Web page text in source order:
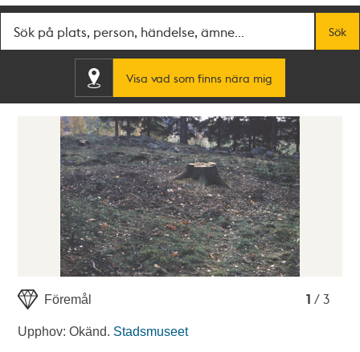
Sök
Visa vad som finns nära mig
1 / 3
Föremål
Upphov: Okänd. Stadsmuseet